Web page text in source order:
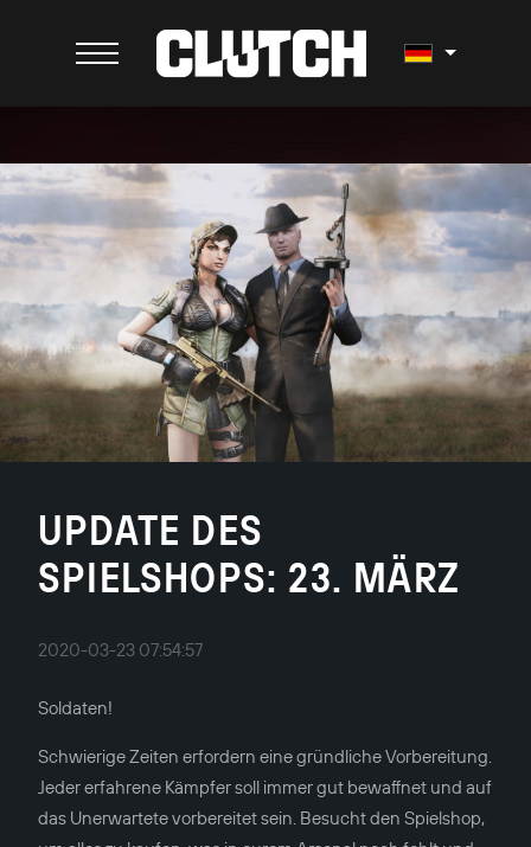
UPDATE DES
SPIELSHOPS: 23. MÄRZ
2020-03-23 07:54:57
Soldaten!
Schwierige Zeiten erfordern eine gründliche Vorbereitung.
Jeder erfahrene Kämpfer soll immer gut bewaffnet und auf
das Unerwartete vorbereitet sein. Besucht den Spielshop,